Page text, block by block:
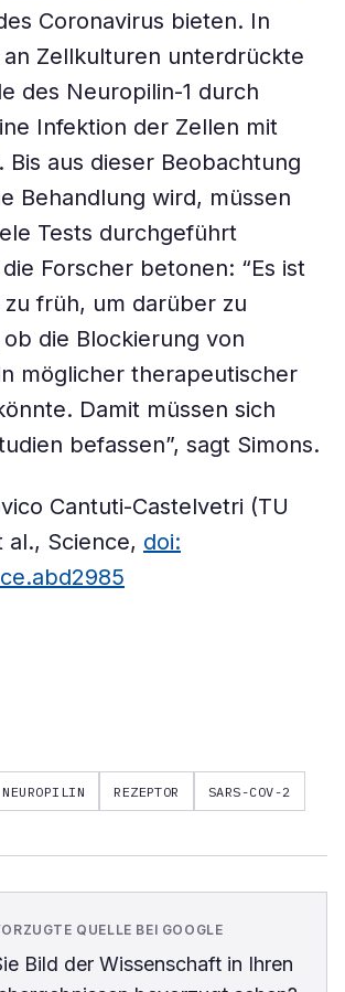
Coronavirus bieten. In
an Zellkulturen unterdrückte
des Neuropilin-1 durch
Infektion der Zellen mit
Bis aus dieser Beobachtung
Behandlung wird, müssen
Tests durchgeführt
Forscher betonen: “Es ist
früh, um darüber zu
die Blockierung von
möglicher therapeutischer
Damit müssen sich
befassen”, sagt Simons.
Cantuti-Castelvetri (TU
Science, doi:
NEUROPILIN REZEPTOR SARS-COV-2
QUELLE BEI GOOGLE
Bild der Wissenschaftin Ihren